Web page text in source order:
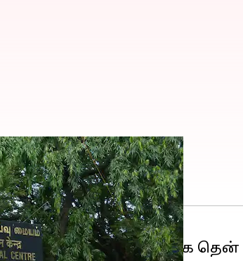
11
மாறுபாடு காரணமாக தென்